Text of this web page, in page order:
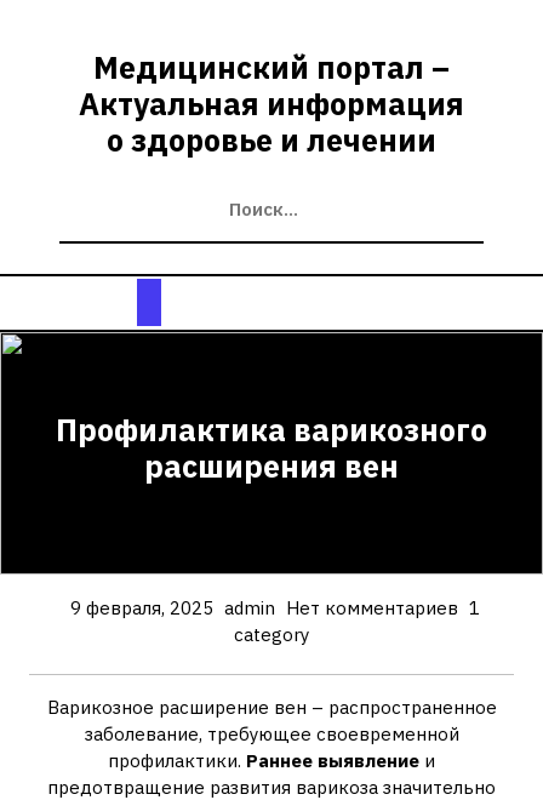
содержимомуМедицинский портал –
Актуальная информация
о здоровье и лечении
Кнопка
Профилактика варикозного
расширения вен
9 февраля, 2025 admin Нет комментариев 1
category
Варикозное расширение вен – распространенное
заболевание, требующее своевременной
профилактики. Раннее выявление и
предотвращение развития варикоза значительно